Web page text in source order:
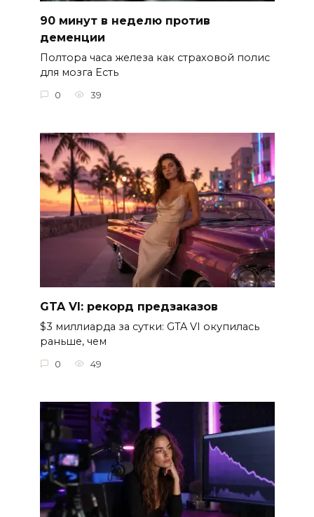
90 минут в неделю против
деменции
Полтора часа железа как страховой полис
для мозга Есть
0 39
GTA VI: рекорд предзаказов
$3 миллиарда за сутки: GTA VI окупилась
раньше, чем
0 49